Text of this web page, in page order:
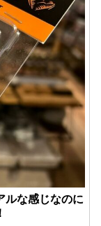
ルな感じなのに